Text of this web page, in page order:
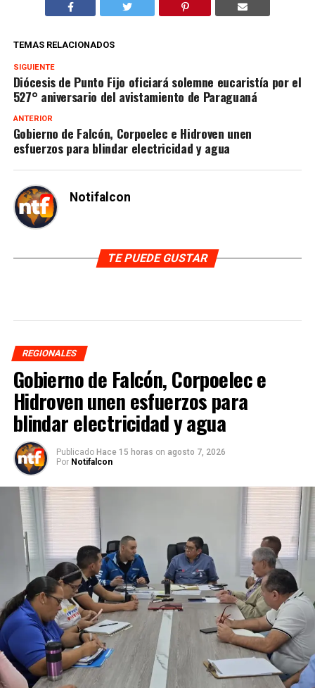
TEMAS RELACIONADOS
SIGUIENTE
Diócesis de Punto Fijo oficiará solemne eucaristía por el
527° aniversario del avistamiento de Paraguaná
ANTERIOR
Gobierno de Falcón, Corpoelec e Hidroven unen
esfuerzos para blindar electricidad y agua
Notifalcon
TE PUEDE GUSTAR
REGIONALES
Gobierno de Falcón, Corpoelec e
Hidroven unen esfuerzos para
blindar electricidad y agua
Publicado Hace 15 horas on agosto 7, 2026
Por Notifalcon